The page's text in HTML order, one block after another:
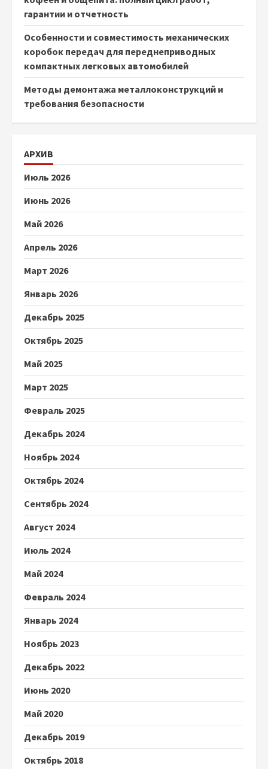
гарантии и отчетность
Особенности и совместимость механических
коробок передач для переднеприводных
компактных легковых автомобилей
Методы демонтажа металлоконструкций и
требования безопасности
АРХИВ
Июль 2026
Июнь 2026
Май 2026
Апрель 2026
Март 2026
Январь 2026
Декабрь 2025
Октябрь 2025
Май 2025
Март 2025
Февраль 2025
Декабрь 2024
Ноябрь 2024
Октябрь 2024
Сентябрь 2024
Август 2024
Июль 2024
Май 2024
Февраль 2024
Январь 2024
Ноябрь 2023
Декабрь 2022
Июнь 2020
Май 2020
Декабрь 2019
Октябрь 2018